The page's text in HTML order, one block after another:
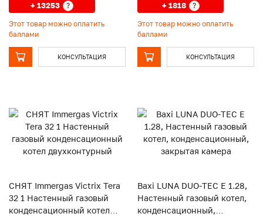
+ 13253 ?
Этот товар можно оплатить
баллами
КОНСУЛЬТАЦИЯ
+ 1818 ?
Этот товар можно оплатить
баллами
КОНСУЛЬТАЦИЯ
СНЯТ Immergas Victrix Tera
32 1 Настенный газовый
конденсационный котел
Baxi LUNA DUO-TEC E 1.28,
Настенный газовый котел,
конденсационный,